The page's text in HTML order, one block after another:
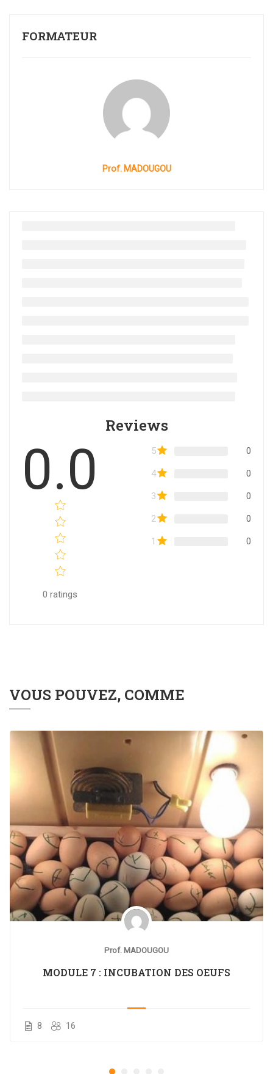
FORMATEUR
Prof. MADOUGOU
Reviews
0.0
0 ratings
5 0
4 0
3 0
2 0
1 0
VOUS POUVEZ, COMME
Prof. MADOUGOU
MODULE 7 : INCUBATION DES OEUFS
8 16